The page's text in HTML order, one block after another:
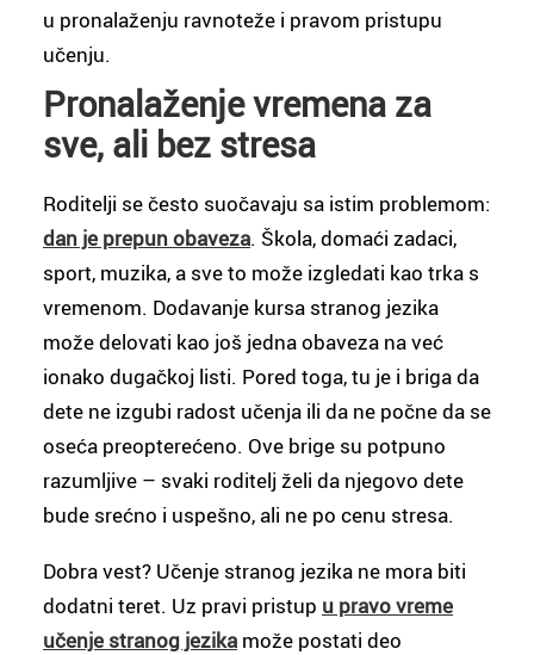
u pronalaženju ravnoteže i pravom pristupu
učenju.
Pronalaženje vremena za
sve, ali bez stresa
Roditelji se često suočavaju sa istim problemom:
dan je prepun obaveza. Škola, domaći zadaci,
sport, muzika, a sve to može izgledati kao trka s
vremenom. Dodavanje kursa stranog jezika
može delovati kao još jedna obaveza na već
ionako dugačkoj listi. Pored toga, tu je i briga da
dete ne izgubi radost učenja ili da ne počne da se
oseća preopterećeno. Ove brige su potpuno
razumljive – svaki roditelj želi da njegovo dete
bude srećno i uspešno, ali ne po cenu stresa.
Dobra vest? Učenje stranog jezika ne mora biti
dodatni teret. Uz pravi pristup u pravo vreme
učenje stranog jezika može postati deo